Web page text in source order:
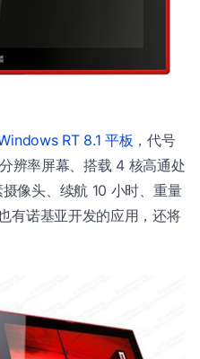
RT 8.1 平板 ，代号
辨率屏幕、搭载 4 核高通处
像头、续航 10 小时、重量
有诺基亚开发的应用，还将